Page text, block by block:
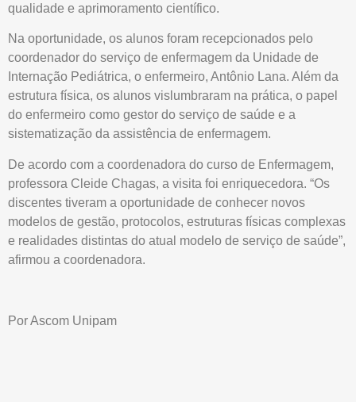
qualidade e aprimoramento científico.
Na oportunidade, os alunos foram recepcionados pelo
coordenador do serviço de enfermagem da Unidade de
Internação Pediátrica, o enfermeiro, Antônio Lana. Além da
estrutura física, os alunos vislumbraram na prática, o papel
do enfermeiro como gestor do serviço de saúde e a
sistematização da assistência de enfermagem.
De acordo com a coordenadora do curso de Enfermagem,
professora Cleide Chagas, a visita foi enriquecedora. “Os
discentes tiveram a oportunidade de conhecer novos
modelos de gestão, protocolos, estruturas físicas complexas
e realidades distintas do atual modelo de serviço de saúde”,
afirmou a coordenadora.
Por Ascom Unipam